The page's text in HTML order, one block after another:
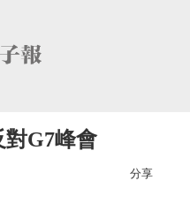
對G7峰會
分享